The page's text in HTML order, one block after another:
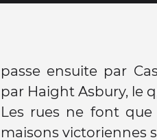
par Haight Asbury, le
Les rues ne font
maisons victoriennes